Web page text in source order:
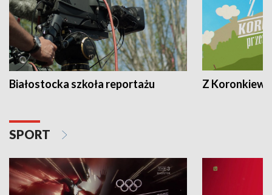
Białostocka szkoła reportażu Z
SPORT